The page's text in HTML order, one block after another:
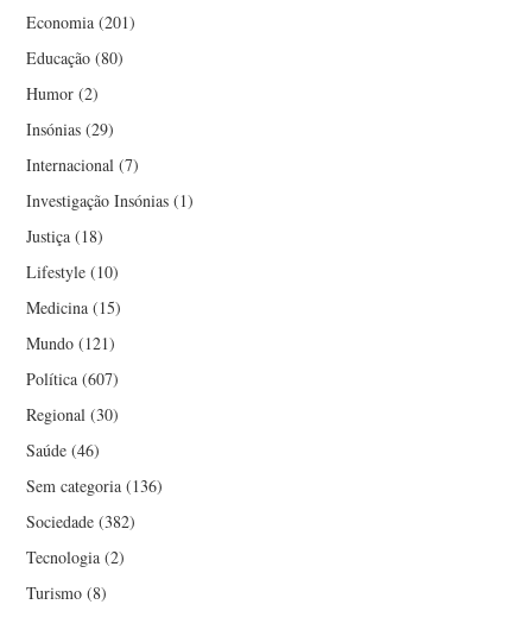
Economia (201)
Educação (80)
Humor (2)
Insónias (29)
Internacional (7)
Investigação Insónias (1)
Justiça (18)
Lifestyle (10)
Medicina (15)
Mundo (121)
Política (607)
Regional (30)
Saúde (46)
Sem categoria (136)
Sociedade (382)
Tecnologia (2)
Turismo (8)